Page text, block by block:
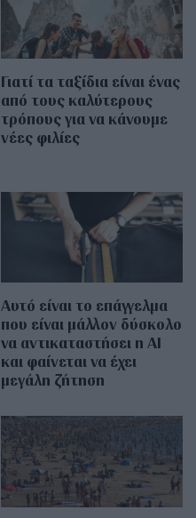
Γιατί τα ταξίδια είναι ένας
από τους καλύτερους
τρόπους για να κάνουμε
νέες φιλίες
Αυτό είναι το επάγγελμα
που είναι μάλλον δύσκολο
να αντικαταστήσει η AI
και φαίνεται να έχει
μεγάλη ζήτηση